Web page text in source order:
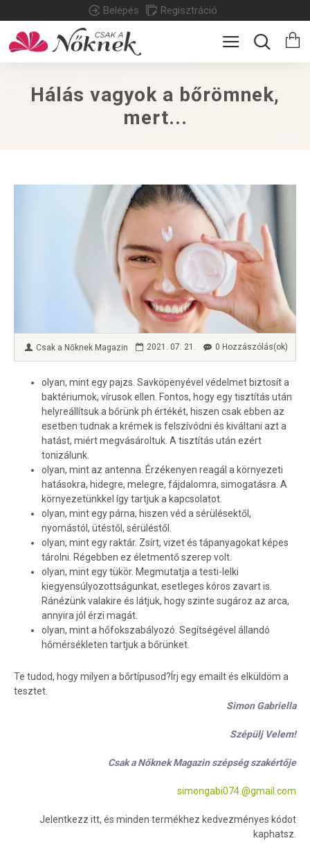
Belépés Regisztráció
Hálás vagyok a bőrömnek,
mert...
Csak a Nőknek Magazin 2021. 07. 21. 0 Hozzászólás(ok)
olyan, mint egy pajzs. Savköpenyével védelmet biztosít a
baktériumok, vírusok ellen. Fontos, hogy egy tisztítás után
helyreállítsuk a bőrünk ph értékét, hiszen csak ebben az
esetben tudnak a krémek is felszívódni és kiváltani azt a
hatást, miért megvásároltuk. A tisztítás után ezért
tonizálunk.
olyan, mint az antenna. Érzékenyen reagál a környezeti
hatásokra, hidegre, melegre, fájdalomra, simogatásra. A
környezetünkkel így tartjuk a kapcsolatot.
olyan, mint egy párna, hiszen véd a sérülésektől,
nyomástól, ütéstől, sérüléstől.
olyan, mint egy raktár. Zsírt, vizet és tápanyagokat képes
tárolni. Régebben ez életmentő szerep volt.
olyan, mint egy tükör. Megmutatja a testi-lelki
kiegyensúlyozottságunkat, esetleges kóros zavart is.
Ránézünk valakire és látjuk, hogy szinte sugároz az arca,
annyira jól érzi magát.
olyan, mint a hőfokszabályozó. Segítségével állandó
hőmérsékleten tartjuk a bőrünket.
Te tudod, hogy milyen a bőrtípusod?Írj egy emailt és elküldöm a
tesztet.
Simon Gabriella
Szépülj Velem!
Csak a Nőknek Magazin szépség szakértője
simongabi074.@gmail.com
Jelentkezz itt, és minden termékhez kedvezményes kódot
kaphatsz.